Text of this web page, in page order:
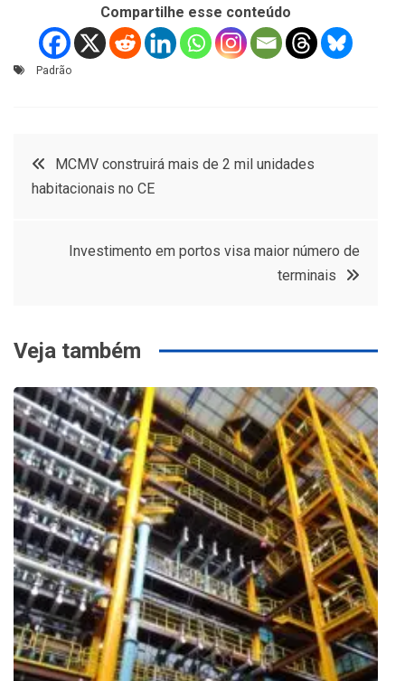
Compartilhe esse conteúdo
Padrão
Navegação
Post
MCMV construirá mais de 2 mil unidades
habitacionais no CE
Investimento em portos visa maior número de
terminais
Veja também